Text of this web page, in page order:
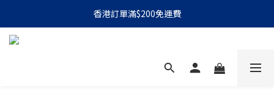
香港訂單滿$200免運費